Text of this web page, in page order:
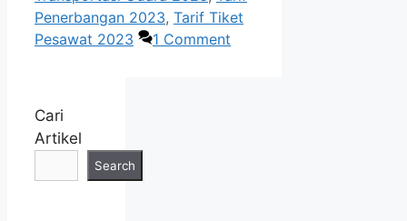
Penerbangan 2023, Tarif Tiket
Pesawat 2023
1 Comment
Cari
Artikel
Search